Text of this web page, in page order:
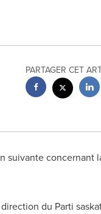
PARTAGER CET
suivante concernant
du Parti